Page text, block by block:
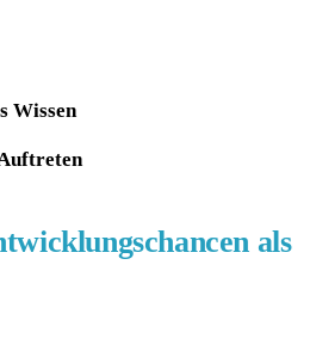
Wissen
als